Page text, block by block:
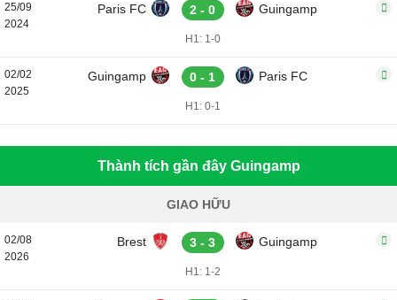
25/09
2024
Paris FC 2 - 0 Guingamp
H1: 1-0
02/02
2025
Guingamp 0 - 1 Paris FC
H1: 0-1
Thành tích gần đây Guingamp
GIAO HỮU
02/08
2026
Brest 3 - 3 Guingamp
H1: 1-2